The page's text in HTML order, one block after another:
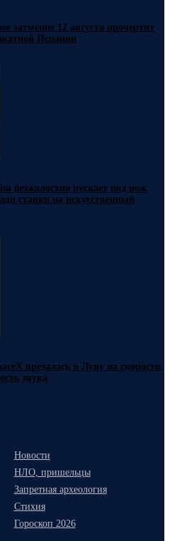
затмение 12 августа прочертит
Испании
безжалостно пускает под нож
ставки на искусственный
врезалась в Луну на скорости,
звука
Новости
НЛО, пришельцы
Запретная археология
Стихия
Гороскоп 2026